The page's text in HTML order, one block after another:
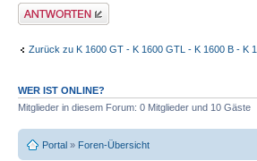
Antwort schreiben
Zurück zu K 1600 GT - K 1600 GTL - K 1600 B - K
WER IST ONLINE?
Mitglieder in diesem Forum: 0 Mitglieder und 10 Gäste
Portal » Foren-Übersicht